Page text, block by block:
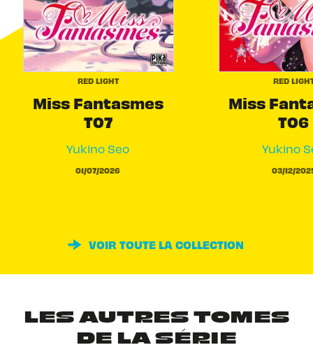
RED LIGHT
Miss Fantasmes
T07
Yukino Seo
01/07/2026
RED
Miss
T06
Yukino
03/12/
VOIR TOUTE LA COLLECTION
LES AUTRES TOMES
DE LA SÉRIE